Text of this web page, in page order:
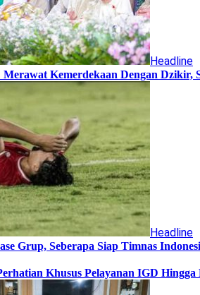
Headline
Kemerdekaan Dengan Dzikir,
Headline
Grup, Seberapa Siap Timnas
Khusus Pelayanan IGD Hingga